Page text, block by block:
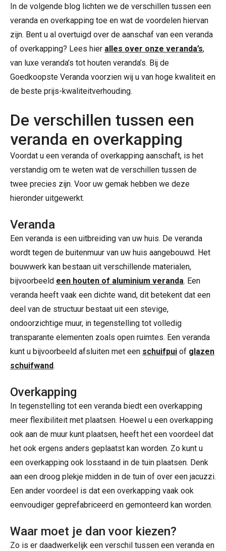
In de volgende blog lichten we de verschillen tussen een
veranda en overkapping toe en wat de voordelen hiervan
zijn. Bent u al overtuigd over de aanschaf van een veranda
of overkapping? Lees hier alles over onze veranda’s,
van luxe veranda’s tot houten veranda’s. Bij de
Goedkoopste Veranda voorzien wij u van hoge kwaliteit en
de beste prijs-kwaliteitverhouding.
De verschillen tussen een
veranda en overkapping
Voordat u een veranda of overkapping aanschaft, is het
verstandig om te weten wat de verschillen tussen de
twee precies zijn. Voor uw gemak hebben we deze
hieronder uitgewerkt.
Veranda
Een veranda is een uitbreiding van uw huis. De veranda
wordt tegen de buitenmuur van uw huis aangebouwd. Het
bouwwerk kan bestaan uit verschillende materialen,
bijvoorbeeld een houten of aluminium veranda. Een
veranda heeft vaak een dichte wand, dit betekent dat een
deel van de structuur bestaat uit een stevige,
ondoorzichtige muur, in tegenstelling tot volledig
transparante elementen zoals open ruimtes. Een veranda
kunt u bijvoorbeeld afsluiten met een schuifpui of glazen
schuifwand.
Overkapping
In tegenstelling tot een veranda biedt een overkapping
meer flexibiliteit met plaatsen. Hoewel u een overkapping
ook aan de muur kunt plaatsen, heeft het een voordeel dat
het ook ergens anders geplaatst kan worden. Zo kunt u
een overkapping ook losstaand in de tuin plaatsen. Denk
aan een droog plekje midden in de tuin of over een jacuzzi.
Een ander voordeel is dat een overkapping vaak ook
eenvoudiger geprefabriceerd en gemonteerd kan worden.
Waar moet je dan voor kiezen?
Zo is er daadwerkelijk een verschil tussen een veranda en